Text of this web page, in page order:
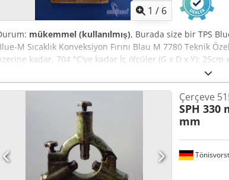
1 / 6
mükemmel (kullanılmış), Burada size bir TPS
M Sıcaklık Konveksiyon Fırını Blau M 7780 Teknik
kadar, 704 °C'ye kadar İç ölçüler (G x D x Y): 25cm
38cm x 72cm Kaplama ölçüleri (G x D x Y): 68cm x 48cm x
2'' merkezlerde 8 raf pozisyonuna sahiptir
Tip: CW-7780-JY-MP550 Durum: kullanılmış/used
Uoa (Teknik verilerde değişiklik ve hata yapma hakkımız
bilgilendirmekten memnuniyet duyarız.
Tönisvorst
Çerçeve
SPH 330
mm